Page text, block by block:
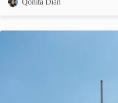
Qonita Dian